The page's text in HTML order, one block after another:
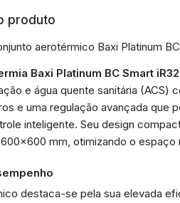
produto
aerotérmico Baxi Platinum
Baxi Platinum BC Smart
e água quente sanitária (ACS)
e uma regulação avançada que
inteligente. Seu design
mm, otimizando o espaço
destaca-se pela sua elevada